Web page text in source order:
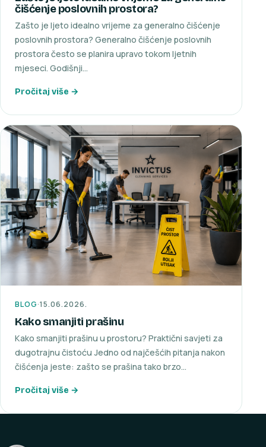
čišćenje poslovnih prostora?
Zašto je ljeto idealno vrijeme za generalno čišćenje
poslovnih prostora? Generalno čišćenje poslovnih
prostora često se planira upravo tokom ljetnih
mjeseci. Godišnji…
Pročitaj više →
BLOG·15.06.2026.
Kako smanjiti prašinu
Kako smanjiti prašinu u prostoru? Praktični savjeti za
dugotrajnu čistoću Jedno od najčešćih pitanja nakon
čišćenja jeste: zašto se prašina tako brzo…
Pročitaj više →